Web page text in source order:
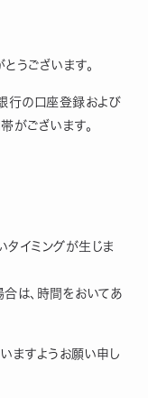
うございます。
行の口座登録および
がございます。
イミングが生じま
は、時間をおいてあ
ますようお願い申し